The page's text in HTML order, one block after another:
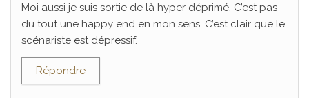
Moi aussi je suis sortie de là hyper déprimé. C’est pas
du tout une happy end en mon sens. C’est clair que le
scénariste est dépressif.
Répondre